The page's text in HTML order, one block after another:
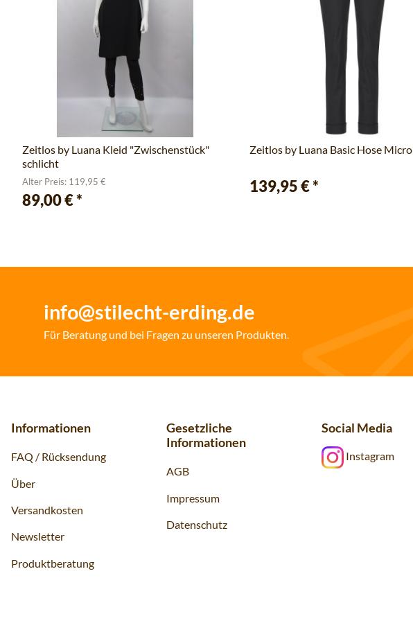
Zeitlos by Luana Kleid "Zwischenstück"
schlicht
Alter Preis: 119,95 €
89,00 €*
Zeitlos by Luana Basic Hose Micro
139,95 €*
info@stilecht-erding.de
Für Beratung und bei Fragen zu unseren Produkten.
Informationen
FAQ / Rücksendung
Über
Versandkosten
Newsletter
Produktberatung
Gesetzliche
Informationen
AGB
Impressum
Datenschutz
Social Media
Instagram